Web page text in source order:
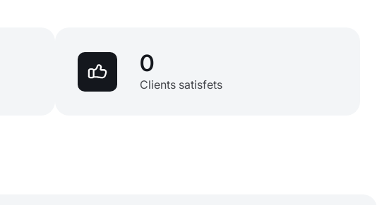
0
Clients satisfets